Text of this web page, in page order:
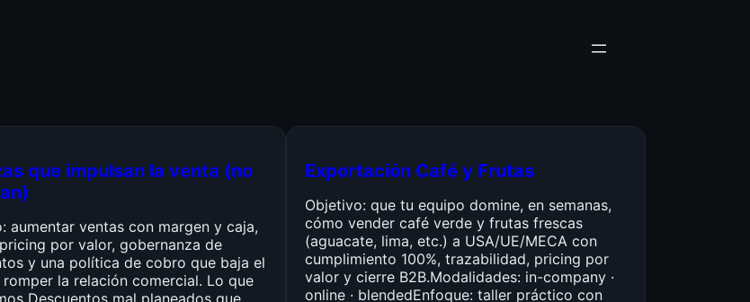
que impulsan la venta (no
aumentar ventas con margen y caja,
por valor, gobernanza de
y una política de cobro que baja el
romper la relación comercial. Lo que
Exportación Café y Frutas
Objetivo: que tu equipo domine, en semanas,
cómo vender café verde y frutas frescas
(aguacate, lima, etc.) a USA/UE/MECA con
cumplimiento 100%, trazabilidad, pricing por
valor y cierre B2B.Modalidades: in-company ·
online · blendedEnfoque: taller práctico con